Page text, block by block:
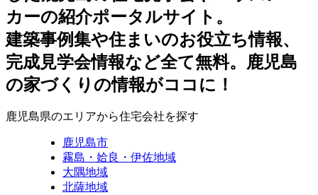
カーの紹介ポータルサイト。
建築事例集や住まいのお役立ち情報、
完成見学会情報など全て無料。鹿児島
の家づくりの情報がココに！
鹿児島県のエリアから住宅会社を探す
鹿児島市
霧島・姶良・伊佐地域
大隅地域
北薩地域